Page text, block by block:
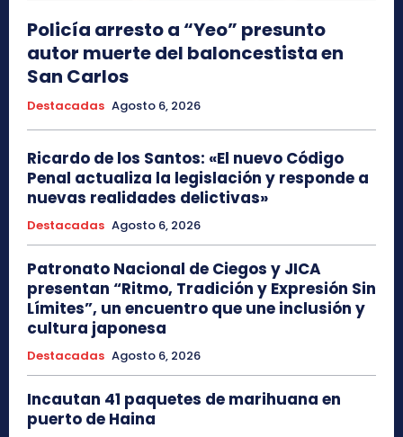
Policía arresto a “Yeo” presunto
autor muerte del baloncestista en
San Carlos
Destacadas Agosto 6, 2026
Ricardo de los Santos: «El nuevo Código
Penal actualiza la legislación y responde a
nuevas realidades delictivas»
Destacadas Agosto 6, 2026
Patronato Nacional de Ciegos y JICA
presentan “Ritmo, Tradición y Expresión Sin
Límites”, un encuentro que une inclusión y
cultura japonesa
Destacadas Agosto 6, 2026
Incautan 41 paquetes de marihuana en
puerto de Haina